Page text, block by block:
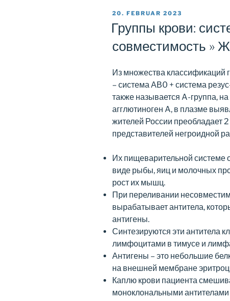
PUBLISERT
20. FEBRUAR 2023
Группы крови:
совместимость »
Из множества классификаций
– система АВ0 + система
также называется A-группа,
агглютиноген A, в плазме
жителей России преобладает
представителей негроидной
Их пищеварительной системе
виде рыбы, яиц и молочных
рост их мышц.
При переливании
вырабатывает антитела,
антигены.
Синтезируются эти антитела
лимфоцитами в тимусе и
Антигены – это небольшие
на внешней мембране
Каплю крови пациента
моноклональными антителами